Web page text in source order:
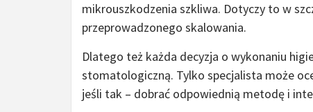
mikrouszkodzenia szkliwa. Dotyczy to w
przeprowadzonego skalowania.
Dlatego też każda decyzja o wykonaniu
stomatologiczną. Tylko specjalista może
jeśli tak – dobrać odpowiednią metodę i